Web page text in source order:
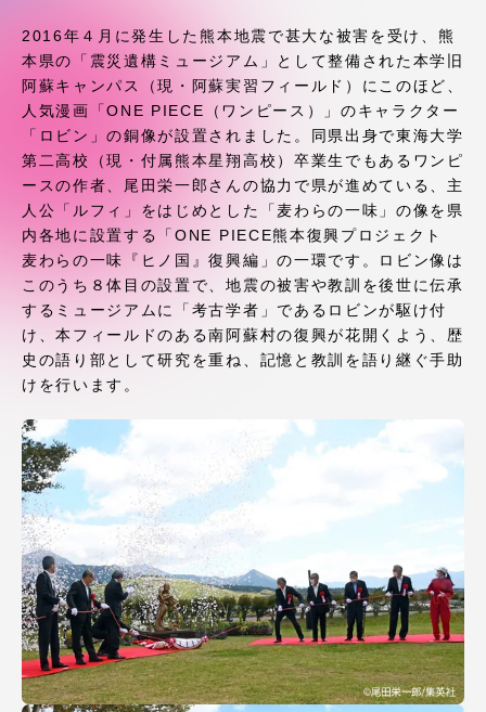
2016年４月に発生した熊本地震で甚大な被害を受け、熊
本県の「震災遺構ミュージアム」として整備された本学旧
阿蘇キャンパス（現・阿蘇実習フィールド）にこのほど、
人気漫画「ONE PIECE（ワンピース）」のキャラクター
「ロビン」の銅像が設置されました。同県出身で東海大学
第二高校（現・付属熊本星翔高校）卒業生でもあるワンピ
ースの作者、尾田栄一郎さんの協力で県が進めている、主
人公「ルフィ」をはじめとした「麦わらの一味」の像を県
内各地に設置する「ONE PIECE熊本復興プロジェクト
麦わらの一味『ヒノ国』復興編」の一環です。ロビン像は
このうち８体目の設置で、地震の被害や教訓を後世に伝承
するミュージアムに「考古学者」であるロビンが駆け付
け、本フィールドのある南阿蘇村の復興が花開くよう、歴
史の語り部として研究を重ね、記憶と教訓を語り継ぐ手助
けを行います。
グローバルネットワーク
学外連携
学園ネットワーク
各種情報・お問い合わせ
品川キャンパス
伊勢原キャンパス
熊本キャンパス
阿蘇くまもと
臨空キャンパス
札幌キャンパス